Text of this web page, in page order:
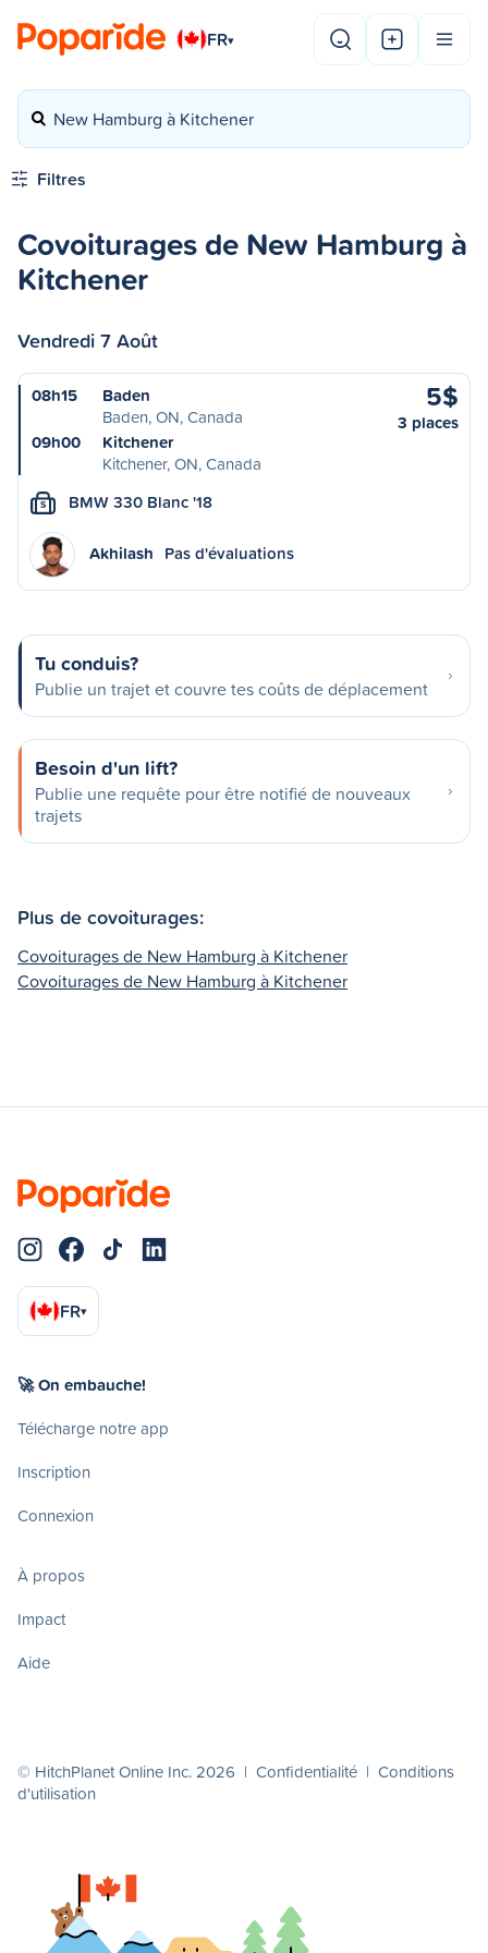
FR▾
New Hamburg à Kitchener
Filtres
Covoiturages de New Hamburg à
Kitchener
Vendredi 7 Août
08h15
Baden
Baden, ON, Canada
09h00
Kitchener
Kitchener, ON, Canada
5$
3 places
S BMW 330 Blanc '18
Akhilash Pas d'évaluations
Tu conduis?
Publie un trajet et couvre tes coûts de déplacement
Besoin d'un lift?
Publie une requête pour être notifié de nouveaux
trajets
Plus de covoiturages:
Covoiturages de New Hamburg à Kitchener
Covoiturages de New Hamburg à Kitchener
FR▾
🚀 On embauche!
Télécharge notre app
Inscription
Connexion
À propos
Impact
Aide
© HitchPlanet Online Inc. 2026 | Confidentialité | Conditions
d'utilisation